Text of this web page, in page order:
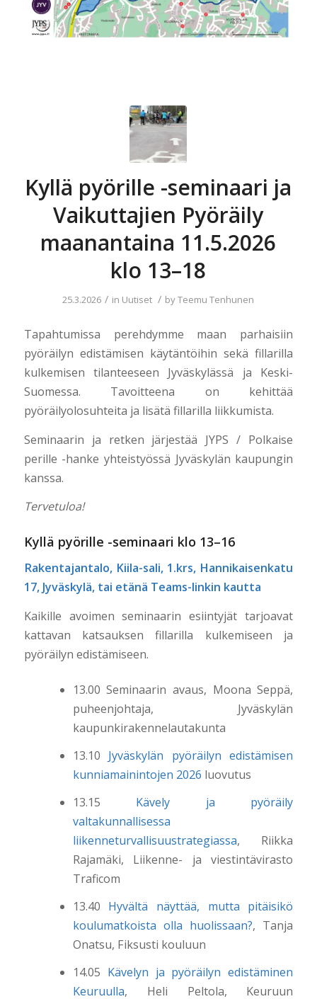
Kyllä pyörille -seminaari ja
Vaikuttajien Pyöräily
maanantaina 11.5.2026
klo 13–18
25.3.2026 / in Uutiset / byTeemu Tenhunen
Tapahtumissa perehdymme maan parhaisiin
pyöräilyn edistämisen käytäntöihin sekä fillarilla
kulkemisen tilanteeseen Jyväskylässä ja Keski-
Suomessa. Tavoitteena on kehittää
pyöräilyolosuhteita ja lisätä fillarilla liikkumista.
Seminaarin ja retken järjestää JYPS / Polkaise
perille -hanke yhteistyössä Jyväskylän kaupungin
kanssa.
Tervetuloa!
Kyllä pyörille -seminaari klo 13–16
Rakentajantalo, Kiila-sali, 1.krs, Hannikaisenkatu
17, Jyväskylä, tai etänä Teams-linkin kautta
Kaikille avoimen seminaarin esiintyjät tarjoavat
kattavan katsauksen fillarilla kulkemiseen ja
pyöräilyn edistämiseen.
13.00 Seminaarin avaus, Moona Seppä,
puheenjohtaja, Jyväskylän
kaupunkirakennelautakunta
13.10 Jyväskylän pyöräilyn edistämisen
kunniamainintojen 2026 luovutus
13.15 Kävely ja pyöräily
valtakunnallisessa
liikenneturvallisuustrategiassa, Riikka
Rajamäki, Liikenne- ja viestintävirasto
Traficom
13.40 Hyvältä näyttää, mutta pitäisikö
koulumatkoista olla huolissaan?, Tanja
Onatsu, Fiksusti kouluun
14.05 Kävelyn ja pyöräilyn edistäminen
Keuruulla, Heli Peltola, Keuruun